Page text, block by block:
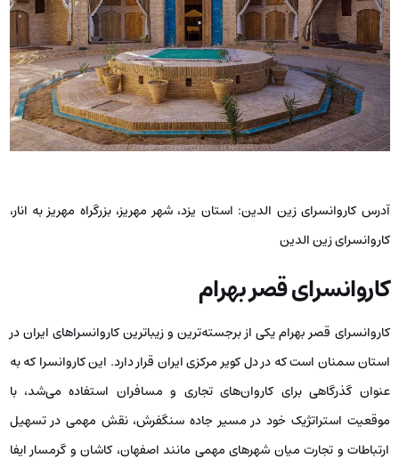
آدرس کاروانسرای زین الدین: استان یزد، شهر مهریز، بزرگراه مهریز به انار،
کاروانسرای زین الدین
کاروانسرای قصر بهرام
کاروانسرای قصر بهرام یکی از برجسته‌ترین و زیباترین کاروانسراهای ایران در
استان سمنان است که در دل کویر مرکزی ایران قرار دارد. این کاروانسرا که به
عنوان گذرگاهی برای کاروان‌های تجاری و مسافران استفاده می‌شد، با
موقعیت استراتژیک خود در مسیر جاده سنگفرش، نقش مهمی در تسهیل
ارتباطات و تجارت میان شهرهای مهمی مانند اصفهان، کاشان و گرمسار ایفا